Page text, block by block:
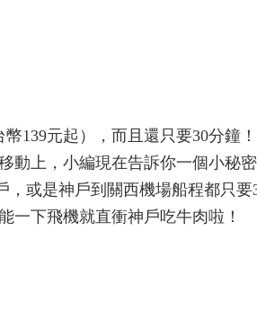
139元起），而且還只要30分鐘
動上，小編現在告訴你一個小秘
或是神戶到關西機場船程都只要
一下飛機就直衝神戶吃牛肉啦！